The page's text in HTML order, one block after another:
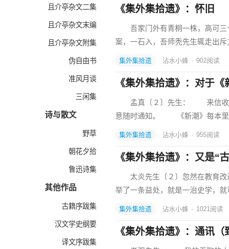
且介亭杂文二集
且介亭杂文末编
且介亭杂文附集
伪自由书
准风月谈
三闲集
诗与散文
野草
朝花夕拾
鲁迅诗集
其他作品
古籍序跋集
汉文学史纲要
译文序跋集
《集外集拾遗》：怀旧
吾家门外有青桐一株，高可三
案，一石入，吾师秃先生辄走出
集外集拾遗 沾水小蜂 · 902阅读
《集外集拾遗》：对于
孟真〔２〕先生： 来信收到
意随时通知。 《新潮》每本里
集外集拾遗 沾水小蜂 · 955阅读
《集外集拾遗》：又是“
太炎先生〔２〕忽然在教育改
举了一条益处，就是一治史学，
集外集拾遗 沾水小蜂 · 1021阅读
《集外集拾遗》：通讯（